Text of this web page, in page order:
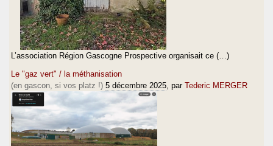
L’association Région Gascogne Prospective organisait ce (…)
Le "gaz vert" / la méthanisation
(en gascon, si vos platz !) 5 décembre 2025 , par Tederic MERGER